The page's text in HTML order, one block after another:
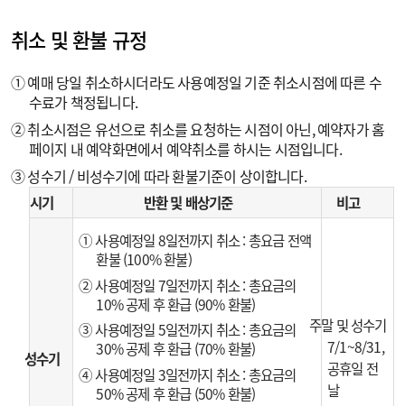
취소 및 환불 규정
① 예매 당일 취소하시더라도 사용예정일 기준 취소시점에 따른 수
수료가 책정됩니다.
② 취소시점은 유선으로 취소를 요청하는 시점이 아닌, 예약자가 홈
페이지 내 예약화면에서 예약취소를 하시는 시점입니다.
③ 성수기 / 비성수기에 따라 환불기준이 상이합니다.
시기 반환 및 배상기준 비고
성수기
① 사용예정일 8일전까지 취소 : 총요금 전액
환불 (100% 환불)
② 사용예정일 7일전까지 취소 : 총요금의
10% 공제 후 환급 (90% 환불)
③ 사용예정일 5일전까지 취소 : 총요금의
30% 공제 후 환급 (70% 환불)
④ 사용예정일 3일전까지 취소 : 총요금의
50% 공제 후 환급 (50% 환불)
주말 및 성수기
7/1~8/31,
공휴일 전
날